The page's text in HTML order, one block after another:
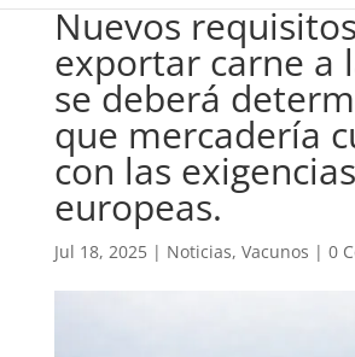
Nuevos
exportar carne a
se deberá
que mercadería
con las exigencias
europeas.
Jul 18, 2025| Noticias, Vacunos | 0